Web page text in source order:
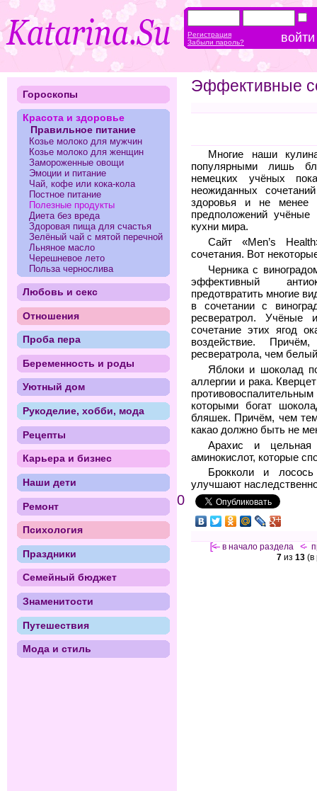
Эффективные
Многие наши
популярными лишь
немецких учёных
неожиданных
здоровья и не менее
предположений учёные
кухни мира.
Сайт «Men’s
сочетания. Вот
Черника с
эффективный
предотвратить многие
в сочетании с
ресвератрол. Учёные
сочетание этих ягод
воздействие.
ресвератрола, чем
Яблоки и шоколад
аллергии и рака.
которыми богат
бляшек. Причём, чем
какао должно быть не
Арахис и цельная
аминокислот, которые
Брокколи и
улучшают
0
[<— в начало раздела <-
7из 13(в
Гороскопы
Красота и здоровье
Правильное питание
Козье молоко для мужчин
Козье молоко для женщин
Замороженные овощи
Эмоции и питание
Чай, кофе или кока-кола
Постное питание
Полезные продукты
Диета без вреда
Здоровая пища для счастья
Зелёный чай с мятой перечной
Льняное масло
Черешневое лето
Польза чернослива
Любовь и секс
Отношения
Проба пера
Беременность и роды
Уютный дом
Рукоделие, хобби, мода
Рецепты
Карьера и бизнес
Наши дети
Ремонт
Психология
Праздники
Семейный бюджет
Знаменитости
Путешествия
Мода и стиль
Регистрация
Забыли пароль?